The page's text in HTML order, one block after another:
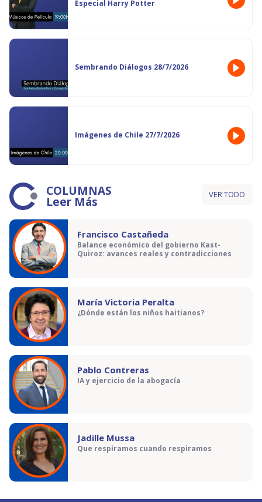
Especial Harry Potter
Sembrando Diálogos 28/7/2026
Imágenes de Chile 27/7/2026
COLUMNAS
Leer Más VER TODO
Francisco Castañeda
Balance económico del gobierno Kast-
Quiroz: avances reales y contradicciones
María Victoria Peralta
¿Dónde están los niños haitianos?
Pablo Contreras
IA y ejercicio de la abogacía
Jadille Mussa
Que respiramos cuando respiramos